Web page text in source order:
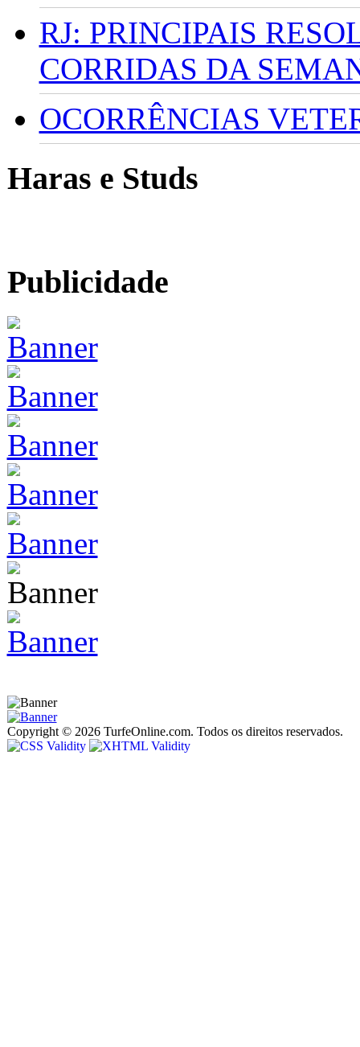
RJ: PRINCIPAIS
CORRIDAS DA
OCORRÊNCIAS
Haras e Studs
Publicidade
Copyright © 2026 TurfeOnline.com. Todos os direitos reservados.